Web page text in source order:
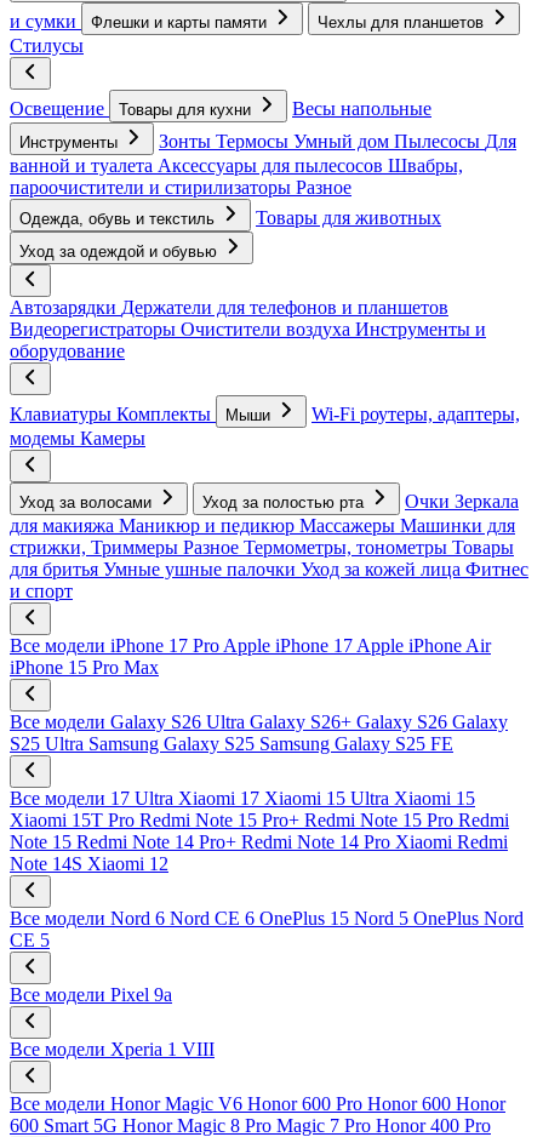
и сумки
Флешки и карты памяти Чехлы для планшетов
Стилусы
Освещение Товары для кухни Весы напольные
Инструменты Зонты Термосы Умный дом Пылесосы Для
ванной и туалета Аксессуары для пылесосов Швабры,
пароочистители и стирилизаторы Разное
Одежда, обувь и текстиль Товары для животных
Уход за одеждой и обувью
Автозарядки Держатели для телефонов и планшетов
Видеорегистраторы Очистители воздуха Инструменты и
оборудование
Клавиатуры Комплекты Мыши
Wi-Fi роутеры, адаптеры,
модемы Камеры
Уход за волосами Уход за полостью рта Очки Зеркала
для макияжа Маникюр и педикюр Массажеры Машинки для
стрижки, Триммеры Разное Термометры, тонометры Товары
для бритья Умные ушные палочки Уход за кожей лица Фитнес
и спорт
Все модели iPhone 17 Pro Apple iPhone 17 Apple iPhone Air
iPhone 15 Pro Max
Все модели Galaxy S26 Ultra Galaxy S26+ Galaxy S26 Galaxy
S25 Ultra Samsung Galaxy S25 Samsung Galaxy S25 FE
Все модели 17 Ultra Xiaomi 17 Xiaomi 15 Ultra Xiaomi 15
Xiaomi 15T Pro Redmi Note 15 Pro+ Redmi Note 15 Pro Redmi
Note 15 Redmi Note 14 Pro+ Redmi Note 14 Pro Xiaomi Redmi
Note 14S Xiaomi 12
Все модели Nord 6 Nord CE 6 OnePlus 15 Nord 5 OnePlus Nord
CE 5
Все модели Pixel 9a
Все модели Xperia 1 VIII
Все модели Honor Magic V6 Honor 600 Pro Honor 600 Honor
600 Smart 5G Honor Magic 8 Pro Magic 7 Pro Honor 400 Pro